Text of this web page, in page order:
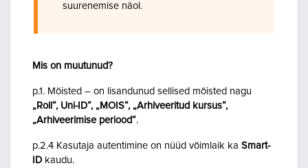
suurenemise näol.
Mis on muutunud?
p.1. Mõisted – on lisandunud sellised mõisted nagu
„Roll“, Uni-ID“, „MOIS“, „Arhiveeritud kursus“,
„Arhiveerimise periood“.
p.2.4 Kasutaja autentimine on nüüd võimlaik ka Smart-
ID kaudu.